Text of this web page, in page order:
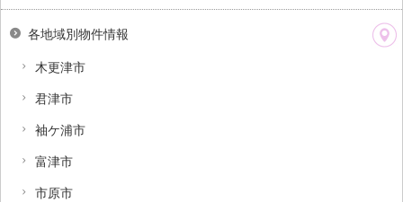
各地域別物件情報
木更津市
君津市
袖ケ浦市
富津市
市原市